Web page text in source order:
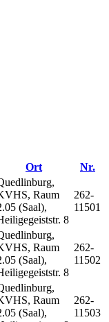
Ort
Nr.
Raum
(Saal),
8
262-
11501
Raum
(Saal),
8
262-
11502
Raum
(Saal),
262-
11503